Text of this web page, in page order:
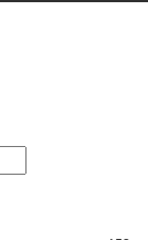
Комментарий
(необязательно)